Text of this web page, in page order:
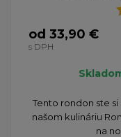
od 33,90 €
s DPH
Tento rondon ste
našom kulináriu
na